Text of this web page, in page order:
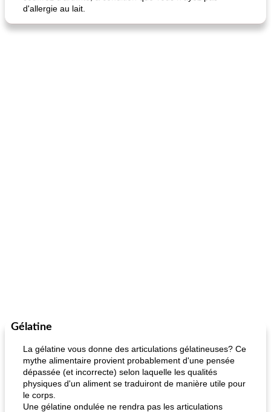
d'allergie au lait.
Gélatine
La gélatine vous donne des articulations gélatineuses? Ce
mythe alimentaire provient probablement d'une pensée
dépassée (et incorrecte) selon laquelle les qualités
physiques d'un aliment se traduiront de manière utile pour
le corps.
Une gélatine ondulée ne rendra pas les articulations